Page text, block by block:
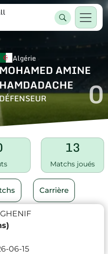
Algérie
MOHAMED AMINE
HAMDADACHE
0
13
Matchs joués
Carrière
06-15